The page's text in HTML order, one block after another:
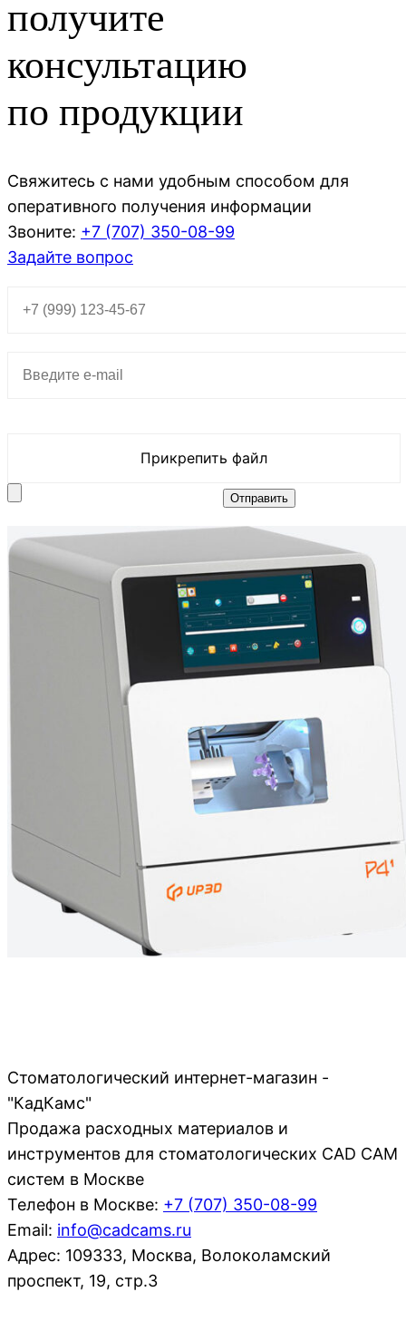
получите
консультацию
по продукции
Свяжитесь с нами удобным способом для
оперативного получения информации
Звоните: +7 (707) 350-08-99
Задайте вопрос
Прикрепить файл
Стоматологический интернет-магазин -
"КадКамс"
Продажа расходных материалов и
инструментов для стоматологических CAD CAM
систем в Москве
Телефон в Москве: +7 (707) 350-08-99
Email: info@cadcams.ru
Адрес: 109333, Москва, Волоколамский
проспект, 19, стр.3